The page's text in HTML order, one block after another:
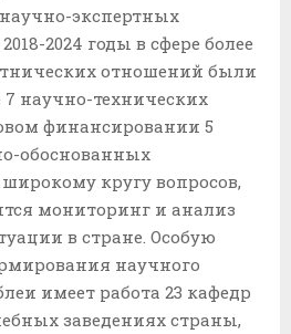
экспертных
2024 годы в сфере более
отношений были
7 научно-технических
финансировании 5
обоснованных
кругу вопросов,
мониторинг и анализ
в стране. Особую
научного
имеет работа 23 кафедр
заведениях страны,